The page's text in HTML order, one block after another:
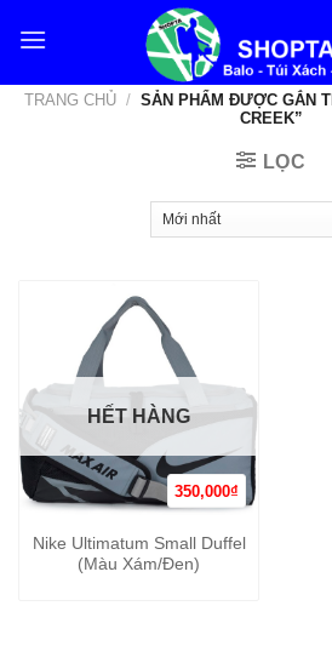
qua
dungTRANG CHỦ / SẢN PHẨM ĐƯỢC GẮN
CREEK”
LỌC
350,000₫
HẾT HÀNG
Nike Ultimatum Small Duffel
(Màu Xám/Đen)